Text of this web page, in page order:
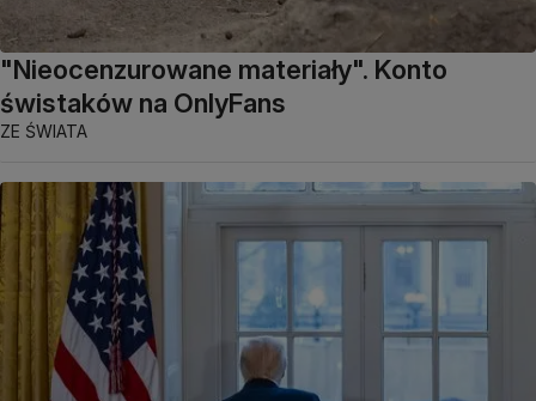
"Nieocenzurowane materiały". Konto
świstaków na OnlyFans
ZE ŚWIATA